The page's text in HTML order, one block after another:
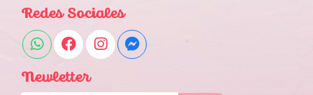
Redes Sociales
Newletter